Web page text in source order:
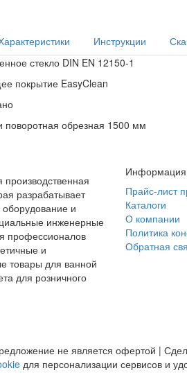
Инструкции
стекло DIN EN 12150-1
покрытие EasyClean
поворотная обрезная 1500 мм
разрабатывает
оборудование и
инженерные
профессионалов
и
товары для ванной
для розничного
Информация
Прайс-лист
Каталоги
О компании
Политика
Обратная
не является офертой |
для персонализации сервисов и